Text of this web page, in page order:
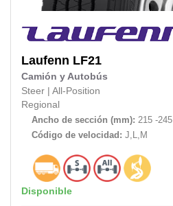
Laufenn LF21
Camión y Autobús
Steer
All-Position
Regional
Ancho de sección (mm): 215 -245
Código de velocidad: J,L,M
Disponible